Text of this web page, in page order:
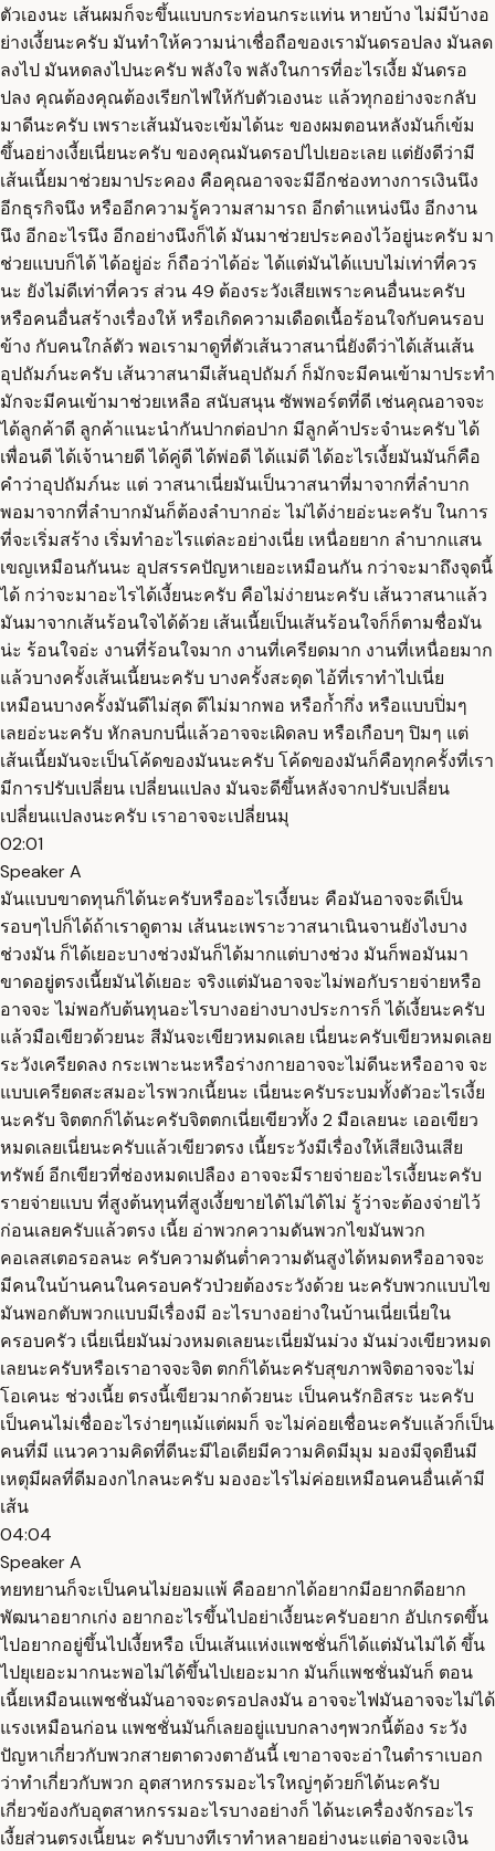
ตัวเองนะ เส้นผมก็จะขึ้นแบบกระท่อนกระแท่น หายบ้าง ไม่มีบ้างอ
ย่างเงี้ยนะครับ มันทำให้ความน่าเชื่อถือของเรามันดรอปลง มันลด
ลงไป มันหดลงไปนะครับ พลังใจ พลังในการที่อะไรเงี้ย มันดรอ
ปลง คุณต้องคุณต้องเรียกไฟให้กับตัวเองนะ แล้วทุกอย่างจะกลับ
มาดีนะครับ เพราะเส้นมันจะเข้มได้นะ ของผมตอนหลังมันก็เข้ม
ขึ้นอย่างเงี้ยเนี่ยนะครับ ของคุณมันดรอปไปเยอะเลย แต่ยังดีว่ามี
เส้นเนี้ยมาช่วยมาประคอง คือคุณอาจจะมีอีกช่องทางการเงินนึง
อีกธุรกิจนึง หรืออีกความรู้ความสามารถ อีกตำแหน่งนึง อีกงาน
นึง อีกอะไรนึง อีกอย่างนึงก็ได้ มันมาช่วยประคองไว้อยู่นะครับ มา
ช่วยแบบก็ได้ ได้อยู่อ่ะ ก็ถือว่าได้อ่ะ ได้แต่มันได้แบบไม่เท่าที่ควร
นะ ยังไม่ดีเท่าที่ควร ส่วน 49 ต้องระวังเสียเพราะคนอื่นนะครับ
หรือคนอื่นสร้างเรื่องให้ หรือเกิดความเดือดเนื้อร้อนใจกับคนรอบ
ข้าง กับคนใกล้ตัว พอเรามาดูที่ตัวเส้นวาสนานี่ยังดีว่าได้เส้นเส้น
อุปถัมภ์นะครับ เส้นวาสนามีเส้นอุปถัมภ์ ก็มักจะมีคนเข้ามาประทำ
มักจะมีคนเข้ามาช่วยเหลือ สนับสนุน ซัพพอร์ตที่ดี เช่นคุณอาจจะ
ได้ลูกค้าดี ลูกค้าแนะนำกันปากต่อปาก มีลูกค้าประจำนะครับ ได้
เพื่อนดี ได้เจ้านายดี ได้คู่ดี ได้พ่อดี ได้แม่ดี ได้อะไรเงี้ยมันมันก็คือ
คำว่าอุปถัมภ์นะ แต่ วาสนาเนี่ยมันเป็นวาสนาที่มาจากที่ลำบาก
พอมาจากที่ลำบากมันก็ต้องลำบากอ่ะ ไม่ได้ง่ายอ่ะนะครับ ในการ
ที่จะเริ่มสร้าง เริ่มทำอะไรแต่ละอย่างเนี่ย เหนื่อยยาก ลำบากแสน
เขญเหมือนกันนะ อุปสรรคปัญหาเยอะเหมือนกัน กว่าจะมาถึงจุดนี้
ได้ กว่าจะมาอะไรได้เงี้ยนะครับ คือไม่ง่ายนะครับ เส้นวาสนาแล้ว
มันมาจากเส้นร้อนใจได้ด้วย เส้นเนี้ยเป็นเส้นร้อนใจก็ก็ตามชื่อมัน
น่ะ ร้อนใจอ่ะ งานที่ร้อนใจมาก งานที่เครียดมาก งานที่เหนื่อยมาก
แล้วบางครั้งเส้นเนี้ยนะครับ บางครั้งสะดุด ไอ้ที่เราทำไปเนี่ย
เหมือนบางครั้งมันดีไม่สุด ดีไม่มากพอ หรือก้ำกึ่ง หรือแบบปิ่มๆ
เลยอ่ะนะครับ หักลบกบนี่แล้วอาจจะเผิดลบ หรือเกือบๆ ปิมๆ แต่
เส้นเนี้ยมันจะเป็นโค้ดของมันนะครับ โค้ดของมันก็คือทุกครั้งที่เรา
มีการปรับเปลี่ยน เปลี่ยนแปลง มันจะดีขึ้นหลังจากปรับเปลี่ยน
เปลี่ยนแปลงนะครับ เราอาจจะเปลี่ยนมุ
02:01
Speaker A
มันแบบขาดทุนก็ได้นะครับหรืออะไรเงี้ยนะ คือมันอาจจะดีเป็น
รอบๆไปก็ได้ถ้าเราดูตาม เส้นนะเพราะวาสนาเนินจานยังไงบาง
ช่วงมัน ก็ได้เยอะบางช่วงมันก็ได้มากแต่บางช่วง มันก็พอมันมา
ขาดอยู่ตรงเนี้ยมันได้เยอะ จริงแต่มันอาจจะไม่พอกับรายจ่ายหรือ
อาจจะ ไม่พอกับต้นทุนอะไรบางอย่างบางประการก็ ได้เงี้ยนะครับ
แล้วมือเขียวด้วยนะ สีมันจะเขียวหมดเลย เนี่ยนะครับเขียวหมดเลย
ระวังเครียดลง กระเพาะนะหรือร่างกายอาจจะไม่ดีนะหรืออาจ จะ
แบบเครียดสะสมอะไรพวกเนี้ยนะ เนี่ยนะครับระบมทั้งตัวอะไรเงี้ย
นะครับ จิตตกก็ได้นะครับจิตตกเนี่ยเขียวทั้ง 2 มือเลยนะ เออเขียว
หมดเลยเนี่ยนะครับแล้วเขียวตรง เนี้ยระวังมีเรื่องให้เสียเงินเสีย
ทรัพย์ อีกเขียวที่ช่องหมดเปลือง อาจจะมีรายจ่ายอะไรเงี้ยนะครับ
รายจ่ายแบบ ที่สูงต้นทุนที่สูงเงี้ยขายได้ไม่ได้ไม่ รู้ว่าจะต้องจ่ายไว้
ก่อนเลยครับแล้วตรง เนี้ย อ่าพวกความดันพวกไขมันพวก
คอเลสเตอรอลนะ ครับความดันต่ำความดันสูงได้หมดหรืออาจจะ
มีคนในบ้านคนในครอบครัวป่วยต้องระวังด้วย นะครับพวกแบบไข
มันพอกตับพวกแบบมีเรื่องมี อะไรบางอย่างในบ้านเนี่ยเนี่ยใน
ครอบครัว เนี่ยเนี่ยมันม่วงหมดเลยนะเนี่ยมันม่วง มันม่วงเขียวหมด
เลยนะครับหรือเราอาจจะจิต ตกก็ได้นะครับสุขภาพจิตอาจจะไม่
โอเคนะ ช่วงเนี้ย ตรงนี้เขียวมากด้วยนะ เป็นคนรักอิสระ นะครับ
เป็นคนไม่เชื่ออะไรง่ายๆแม้แต่ผมก็ จะไม่ค่อยเชื่อนะครับแล้วก็เป็น
คนที่มี แนวความคิดที่ดีนะมีไอเดียมีความคิดมีมุม มองมีจุดยืนมี
เหตุมีผลที่ดีมองกไกลนะครับ มองอะไรไม่ค่อยเหมือนคนอื่นเค้ามี
เส้น
04:04
Speaker A
ทยทยานก็จะเป็นคนไม่ยอมแพ้ คืออยากได้อยากมีอยากดีอยาก
พัฒนาอยากเก่ง อยากอะไรขึ้นไปอย่าเงี้ยนะครับอยาก อัปเกรดขึ้น
ไปอยากอยู่ขึ้นไปเงี้ยหรือ เป็นเส้นแห่งแพชชั่นก็ได้แต่มันไม่ได้ ขึ้น
ไปยุเยอะมากนะพอไม่ได้ขึ้นไปเยอะมาก มันก็แพชชั่นมันก็ ตอน
เนี้ยเหมือนแพชชั่นมันอาจจะดรอปลงมัน อาจจะไฟมันอาจจะไม่ได้
แรงเหมือนก่อน แพชชั่นมันก็เลยอยู่แบบกลางๆพวกนี้ต้อง ระวัง
ปัญหาเกี่ยวกับพวกสายตาดวงตาอันนี้ เขาอาจจะอ่าในตำราเบอก
ว่าทำเกี่ยวกับพวก อุตสาหกรรมอะไรใหญ่ๆด้วยก็ได้นะครับ
เกี่ยวข้องกับอุตสาหกรรมอะไรบางอย่างก็ ได้นะเครื่องจักรอะไร
เงี้ยส่วนตรงเนี้ยนะ ครับบางทีเราทำหลายอย่างนะแต่อาจจะเงิน